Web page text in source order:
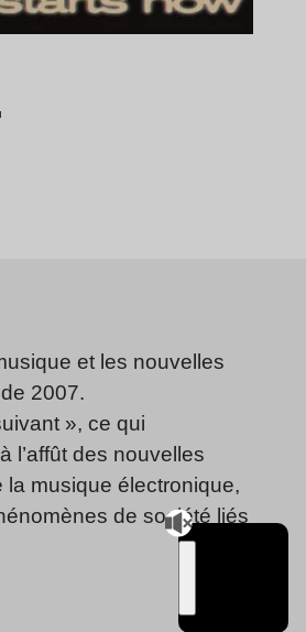
et les nouvelles
2007.
», ce qui
l’affût des nouvelles
la musique électronique,
de société liés